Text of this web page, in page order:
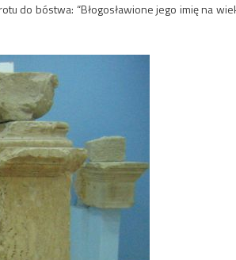
do bóstwa: “Błogosławione jego imię na